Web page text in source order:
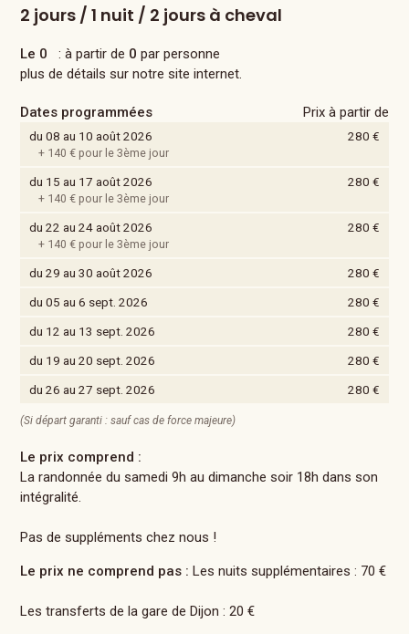
2 jours / 1 nuit / 2 jours à cheval
Le 0 : à partir de 0 par personne
plus de détails sur notre site internet.
Dates programmées Prix à partir de
du 08 au 10 août 2026 280 €
+ 140 € pour le 3ème jour
du 15 au 17 août 2026 280 €
+ 140 € pour le 3ème jour
du 22 au 24 août 2026 280 €
+ 140 € pour le 3ème jour
du 29 au 30 août 2026
280 €
du 05 au 6 sept. 2026
280 €
du 12 au 13 sept. 2026
280 €
du 19 au 20 sept. 2026
280 €
du 26 au 27 sept. 2026
280 €
(Si départ garanti : sauf cas de force majeure)
Le prix comprend :
La randonnée du samedi 9h au dimanche soir 18h dans son
intégralité.
Pas de suppléments chez nous !
Le prix ne comprend pas : Les nuits supplémentaires : 70 €
Les transferts de la gare de Dijon : 20 €